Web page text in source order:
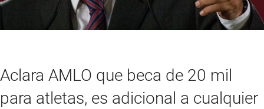
Aclara AMLO que beca de 20 mil
para atletas, es adicional a cualquier